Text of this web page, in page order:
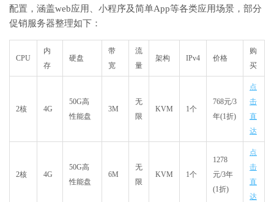
配置，涵盖web应用、小程序及简单App等各类应用场景，部分
促销服务器整理如下：
CPU
内
存
硬盘
带
宽
流
量
架构 IPv4 价格
购
买
2核 4G
50G高
性能盘
3M
无
限
KVM 1个
768元/3
年(1折)
点
击
直
达
2核 4G
50G高
性能盘
6M
无
限
KVM 1个
1278
元/3年
(1折)
点
击
直
达